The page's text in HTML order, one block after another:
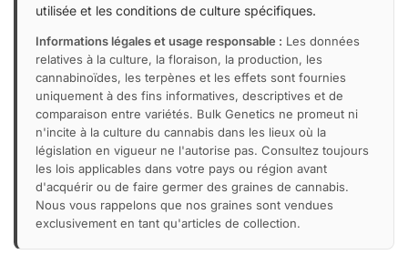
utilisée et les conditions de culture spécifiques.
Informations légales et usage responsable : Les données
relatives à la culture, la floraison, la production, les
cannabinoïdes, les terpènes et les effets sont fournies
uniquement à des fins informatives, descriptives et de
comparaison entre variétés. Bulk Genetics ne promeut ni
n'incite à la culture du cannabis dans les lieux où la
législation en vigueur ne l'autorise pas. Consultez toujours
les lois applicables dans votre pays ou région avant
d'acquérir ou de faire germer des graines de cannabis.
Nous vous rappelons que nos graines sont vendues
exclusivement en tant qu'articles de collection.